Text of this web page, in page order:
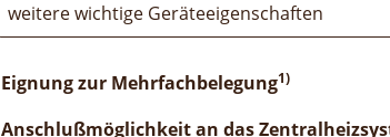
weitere wichtige Geräteeigenschaften
Eignung zur Mehrfachbelegung1)
Anschlußmöglichkeit an das